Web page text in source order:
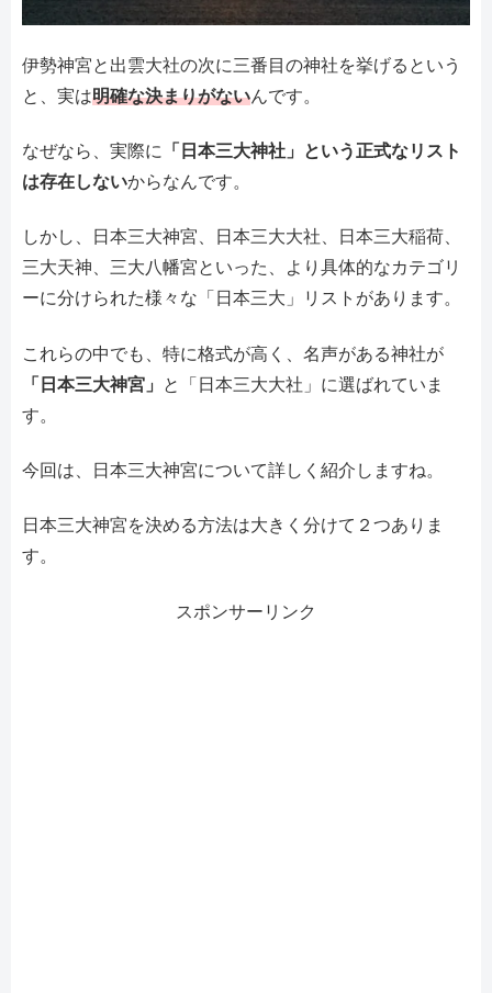
伊勢神宮と出雲大社の次に三番目の神社を挙げるという
と、実は明確な決まりがないんです。
なぜなら、実際に
「日本三大神社」という正式なリスト
は存在しないからなんです。
しかし、日本三大神宮、日本三大大社、日本三大稲荷、
三大天神、三大八幡宮といった、より具体的なカテゴリ
ーに分けられた様々な「日本三大」リストがあります。
これらの中でも、特に格式が高く、名声がある神社が
「日本三大神宮」
と「日本三大大社」に選ばれていま
す。
今回は、日本三大神宮について詳しく紹介しますね。
日本三大神宮を決める方法は大きく分けて２つありま
す。
スポンサーリンク